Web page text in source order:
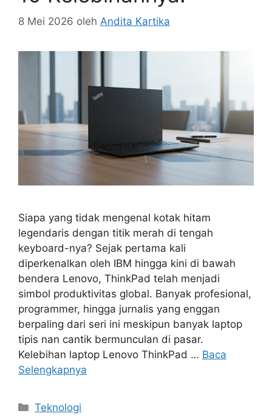
8 Mei 2026 oleh Andita Kartika
Siapa yang tidak mengenal kotak hitam
legendaris dengan titik merah di tengah
keyboard-nya? Sejak pertama kali
diperkenalkan oleh IBM hingga kini di bawah
bendera Lenovo, ThinkPad telah menjadi
simbol produktivitas global. Banyak profesional,
programmer, hingga jurnalis yang enggan
berpaling dari seri ini meskipun banyak laptop
tipis nan cantik bermunculan di pasar.
Kelebihan laptop Lenovo ThinkPad … Baca
Selengkapnya
Kategori
Teknologi